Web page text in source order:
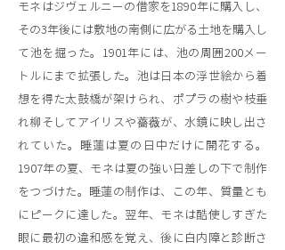
モネはジヴェルニーの借家を1890年に購入し、
その3年後には敷地の南側に広がる土地を購入し
て池を掘った。1901年には、池の周囲200メー
トルにまで拡張した。池は日本の浮世絵から着
想を得た太鼓橋が架けられ、ポプラの樹や枝垂
れ柳そしてアイリスや薔薇が、水鏡に映し出さ
れていた。睡蓮は夏の日中だけに開花する。
1907年の夏、モネは夏の強い日差しの下で制作
をつづけた。睡蓮の制作は、この年、質量とも
にピークに達した。翌年、モネは酷使しすぎた
眼に最初の違和感を覚え、後に白内障と診断さ